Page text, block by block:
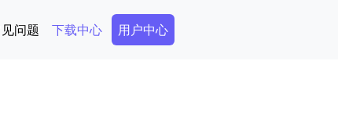
问题 下载中心 Secondary Menu
用户中心